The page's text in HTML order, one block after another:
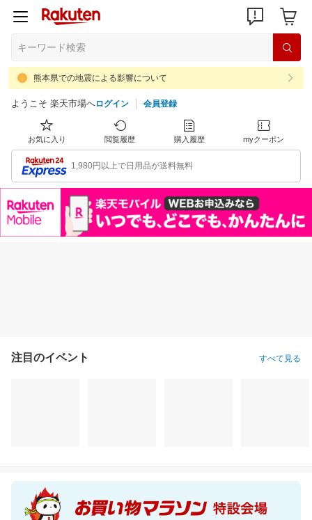
熊本県での地震による影響について
ようこそ 楽天市場へログイン 会員登録
お気に入り 閲覧履歴 購入履歴 myクーポン
1,980円以上で日用品が送料無料
注目のイベント すべて見る